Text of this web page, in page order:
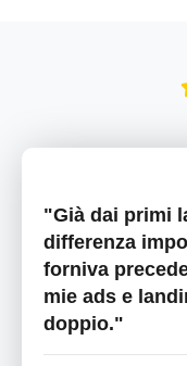
"Già dai primi
differenza
forniva
mie ads e
doppio."